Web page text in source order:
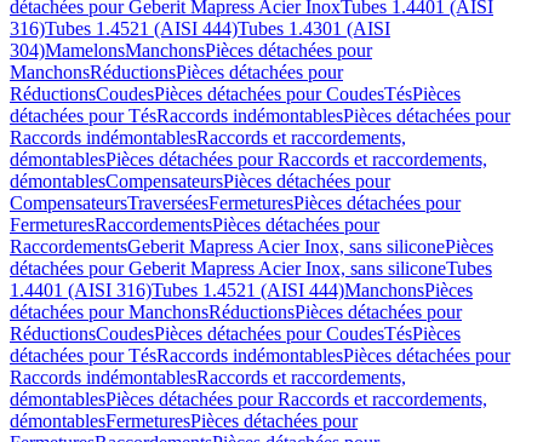
détachées pour Geberit Mapress Acier InoxTubes 1.4401 (AISI
316)Tubes 1.4521 (AISI 444)Tubes 1.4301 (AISI
304)MamelonsManchonsPièces détachées pour
ManchonsRéductionsPièces détachées pour
RéductionsCoudesPièces détachées pour CoudesTésPièces
détachées pour TésRaccords indémontablesPièces détachées pour
Raccords indémontablesRaccords et raccordements,
démontablesPièces détachées pour Raccords et raccordements,
démontablesCompensateursPièces détachées pour
CompensateursTraverséesFermeturesPièces détachées pour
FermeturesRaccordementsPièces détachées pour
RaccordementsGeberit Mapress Acier Inox, sans siliconePièces
détachées pour Geberit Mapress Acier Inox, sans siliconeTubes
1.4401 (AISI 316)Tubes 1.4521 (AISI 444)ManchonsPièces
détachées pour ManchonsRéductionsPièces détachées pour
RéductionsCoudesPièces détachées pour CoudesTésPièces
détachées pour TésRaccords indémontablesPièces détachées pour
Raccords indémontablesRaccords et raccordements,
démontablesPièces détachées pour Raccords et raccordements,
démontablesFermeturesPièces détachées pour